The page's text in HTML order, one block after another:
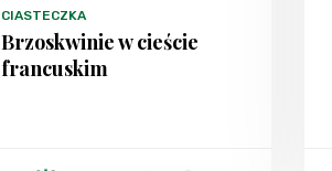
CIASTECZKA
Brzoskwinie w cieście
francuskim